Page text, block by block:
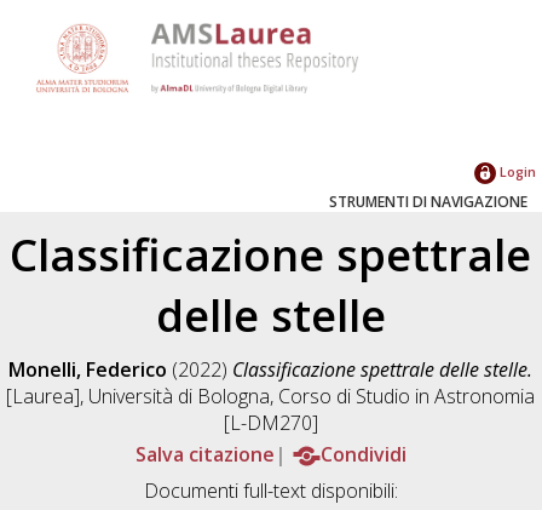
Login
STRUMENTI DI NAVIGAZIONE
Classificazione spettrale
delle stelle
Monelli, Federico (2022) Classificazione spettrale delle stelle.
[Laurea], Università di Bologna, Corso di Studio inAstronomia
[L-DM270]
Salva citazione
Condividi
Documenti full-text disponibili: